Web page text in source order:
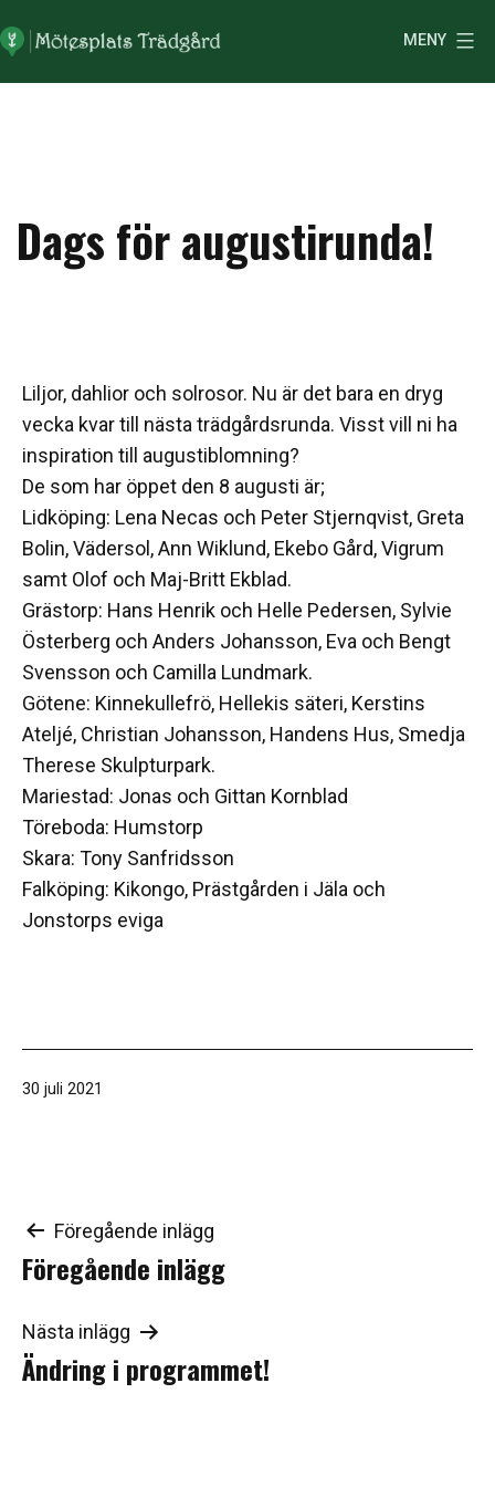
till
MENY
Dags för augustirunda!
Liljor, dahlior och solrosor. Nu är det bara en dryg
vecka kvar till nästa trädgårdsrunda. Visst vill ni ha
inspiration till augustiblomning?
De som har öppet den 8 augusti är;
Lidköping: Lena Necas och Peter Stjernqvist, Greta
Bolin, Vädersol, Ann Wiklund, Ekebo Gård, Vigrum
samt Olof och Maj-Britt Ekblad.
Grästorp: Hans Henrik och Helle Pedersen, Sylvie
Österberg och Anders Johansson, Eva och Bengt
Svensson och Camilla Lundmark.
Götene: Kinnekullefrö, Hellekis säteri, Kerstins
Ateljé, Christian Johansson, Handens Hus, Smedja
Therese Skulpturpark.
Mariestad: Jonas och Gittan Kornblad
Töreboda: Humstorp
Skara: Tony Sanfridsson
Falköping: Kikongo, Prästgården i Jäla och
Jonstorps eviga
Publicerat
30 juli 2021
Inläggsnavigering
Föregående inlägg
Föregående inlägg
Nästa inlägg
Ändring i programmet!